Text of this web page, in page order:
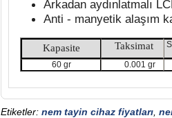
Arkadan aydınlatmalı
Anti - manyetik alaşım
Kapasite Taksimat
60 gr 0.001 gr
Etiketler: nem tayin cihaz fiyatları